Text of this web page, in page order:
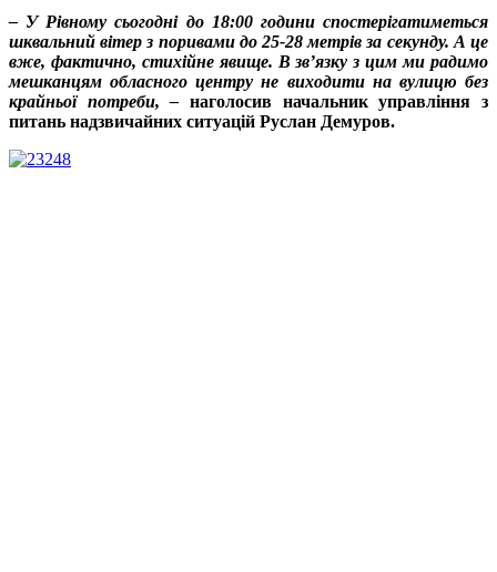
– У Рівному сьогодні до 18:00 години спостерігатиметься
шквальний вітер з поривами до 25-28 метрів за секунду. А це
вже, фактично, стихійне явище. В зв’язку з цим ми радимо
мешканцям обласного центру не виходити на вулицю без
крайньої потреби, – наголосив начальник управління з
питань надзвичайних ситуацій Руслан Демуров.